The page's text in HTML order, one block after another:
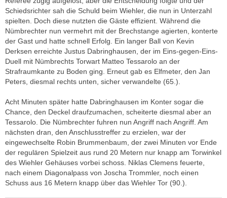
Schiedsrichter sah die Schuld beim Wiehler, die nun in Unterzahl
spielten. Doch diese nutzten die Gäste effizient. Während die
Nümbrechter nun vermehrt mit der Brechstange agierten, konterte
der Gast und hatte schnell Erfolg. Ein langer Ball von Kevin
Derksen erreichte Justus Dabringhausen, der im Eins-gegen-Eins-
Duell mit Nümbrechts Torwart Matteo Tessarolo an der
Strafraumkante zu Boden ging. Erneut gab es Elfmeter, den Jan
Peters, diesmal rechts unten, sicher verwandelte (65.).
Acht Minuten später hatte Dabringhausen im Konter sogar die
Chance, den Deckel draufzumachen, scheiterte diesmal aber an
Tessarolo. Die Nümbrechter fuhren nun Angriff nach Angriff. Am
nächsten dran, den Anschlusstreffer zu erzielen, war der
eingewechselte Robin Brummenbaum, der zwei Minuten vor Ende
der regulären Spielzeit aus rund 20 Metern nur knapp am Torwinkel
des Wiehler Gehäuses vorbei schoss. Niklas Clemens feuerte,
nach einem Diagonalpass von Joscha Trommler, noch einen
Schuss aus 16 Metern knapp über das Wiehler Tor (90.).